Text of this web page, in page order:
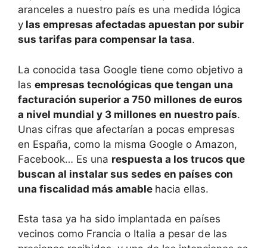
aranceles a nuestro país es una medida lógica
y las empresas afectadas apuestan por subir
sus tarifas para compensar la tasa.
La conocida tasa Google tiene como objetivo a
las empresas tecnológicas que tengan una
facturación superior a 750 millones de euros
a nivel mundial y 3 millones en nuestro país.
Unas cifras que afectarían a pocas empresas
en España, como la misma Google o Amazon,
Facebook… Es una respuesta a los trucos que
buscan al instalar sus sedes en países con
una fiscalidad más amable hacia ellas.
Esta tasa ya ha sido implantada en países
vecinos como Francia o Italia a pesar de las